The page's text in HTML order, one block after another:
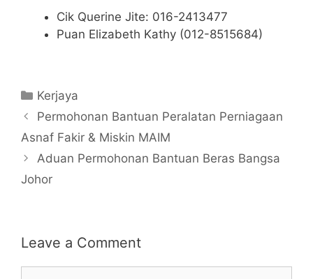
Cik Querine Jite: 016-2413477
Puan Elizabeth Kathy (012-8515684)
Categories
Kerjaya
Permohonan Bantuan Peralatan Perniagaan
Asnaf Fakir & Miskin MAIM
Aduan Permohonan Bantuan Beras Bangsa
Johor
Leave a Comment